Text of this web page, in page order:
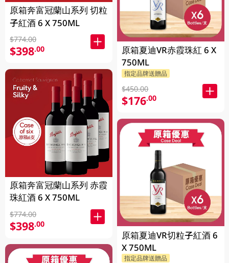
原箱奔富冠蘭山系列 切粒
子紅酒 6 X 750ML
$774.00
$398.00
原箱奔富冠蘭山系列 赤霞
珠紅酒 6 X 750ML
$774.00
$398.00
原箱夏迪VR赤霞珠紅 6 X
750ML
指定品牌送贈品
$450.00
$176.00
原箱夏迪VR切粒子紅酒 6
X 750ML
指定品牌送贈品